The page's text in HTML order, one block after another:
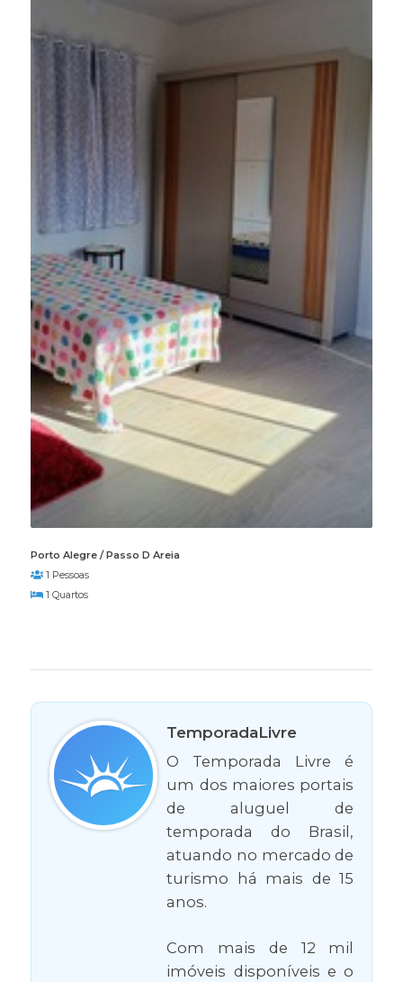
Porto Alegre / Passo D Areia
1 Pessoas
1 Quartos
TemporadaLivre
O Temporada Livre é
um dos maiores portais
de aluguel de
temporada do Brasil,
atuando no mercado de
turismo há mais de 15
anos.
Com mais de 12 mil
imóveis disponíveis e o